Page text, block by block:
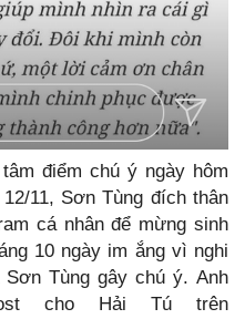
điểm chú ý ngày hôm
11, Sơn Tùng đích thân
cá nhân để mừng sinh
10 ngày im ắng vì nghi
Tùng gây chú ý. Anh
cho Hải Tú trên